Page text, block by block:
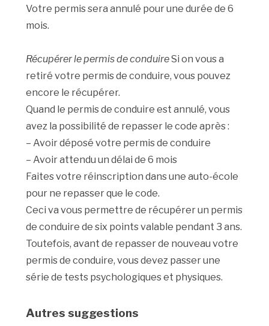
Votre permis sera annulé pour une durée de 6
mois.
Récupérer le permis de conduireSi on vous a
retiré votre permis de conduire, vous pouvez
encore le récupérer.
Quand le permis de conduire est annulé, vous
avez la possibilité de repasser le code après :
– Avoir déposé votre permis de conduire
– Avoir attendu un délai de 6 mois
Faites votre réinscription dans une auto-école
pour ne repasser que le code.
Ceci va vous permettre de récupérer un permis
de conduire de six points valable pendant 3 ans.
Toutefois, avant de repasser de nouveau votre
permis de conduire, vous devez passer une
série de tests psychologiques et physiques.
Autres suggestions